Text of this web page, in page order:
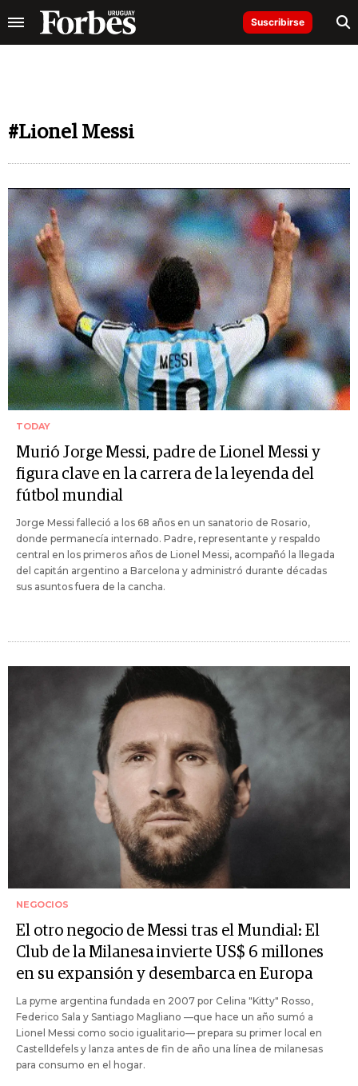
Suscribirse
#Lionel Messi
TODAY
Murió Jorge Messi, padre de Lionel Messi y
figura clave en la carrera de la leyenda del
fútbol mundial
Jorge Messi falleció a los 68 años en un sanatorio de Rosario,
donde permanecía internado. Padre, representante y respaldo
central en los primeros años de Lionel Messi, acompañó la llegada
del capitán argentino a Barcelona y administró durante décadas
sus asuntos fuera de la cancha.
NEGOCIOS
El otro negocio de Messi tras el Mundial: El
Club de la Milanesa invierte US$ 6 millones
en su expansión y desembarca en Europa
La pyme argentina fundada en 2007 por Celina "Kitty" Rosso,
Federico Sala y Santiago Magliano —que hace un año sumó a
Lionel Messi como socio igualitario— prepara su primer local en
Castelldefels y lanza antes de fin de año una línea de milanesas
para consumo en el hogar.